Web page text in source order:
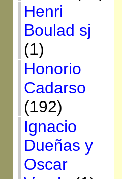
Henri
Boulad sj
(1)
Honorio
Cadarso
(192)
Ignacio
Dueñas y
Oscar